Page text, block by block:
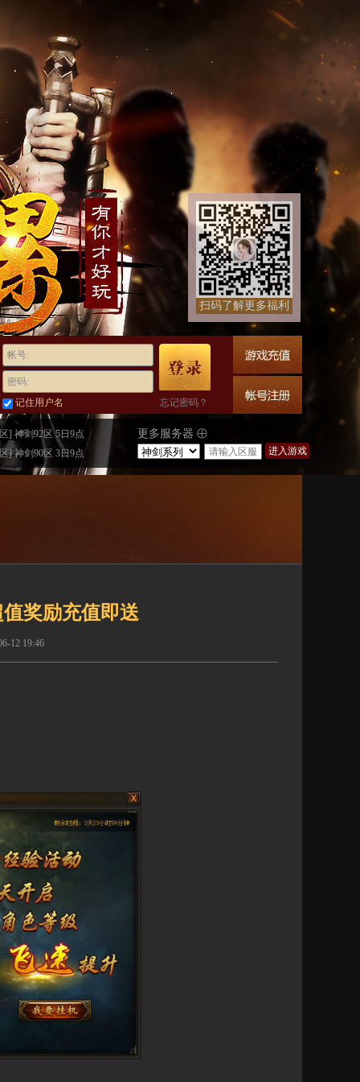
扫码了解更多福利
帐号:
密码:
记住用户名
忘记密码？
更多服务器
] 神剑92区 5日9点
] 神剑90区 3日9点
进入游戏
奖励充值即送
12 19:46